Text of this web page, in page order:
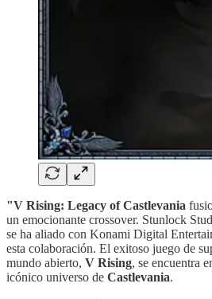
"V Rising: Legacy of Castlevania
un emocionante crossover. Stunlock
se ha aliado con Konami Digital
esta colaboración. El exitoso juego de
mundo abierto, V Rising, se encuentra
icónico universo de Castlevania.